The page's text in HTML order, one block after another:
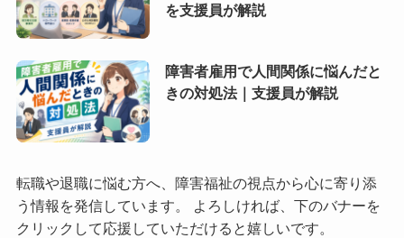
を支援員が解説
障害者雇用で人間関係に悩んだと
きの対処法｜支援員が解説
転職や退職に悩む方へ、障害福祉の視点から心に寄り添
う情報を発信しています。 よろしければ、下のバナーを
クリックして応援していただけると嬉しいです。